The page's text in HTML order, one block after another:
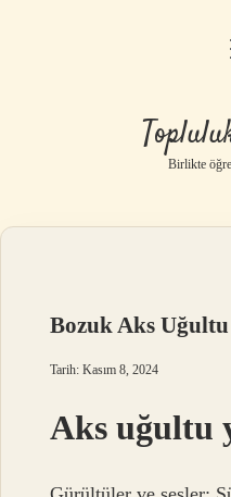
Birlikte
Bozuk Aks
Tarih: Kasım 8, 2024
Aks uğultu